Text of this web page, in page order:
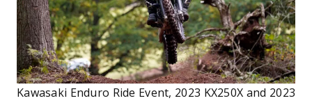
Kawasaki Enduro Ride Event, 2023 KX250X and 2023